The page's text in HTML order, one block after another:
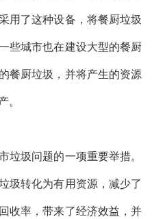
用了这种设备，将餐厨垃圾
些城市也在建设大型的餐厨
餐厨垃圾，并将产生的资源
圾问题的一项重要举措。
圾转化为有用资源，减少了
收率，带来了经济效益，并